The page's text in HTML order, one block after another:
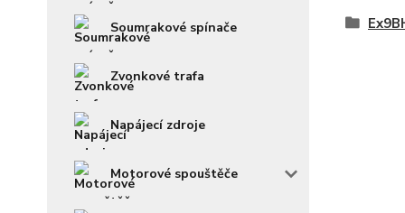
Soumrakové spínače
Zvonkové trafa
Napájecí zdroje
Motorové spouštěče